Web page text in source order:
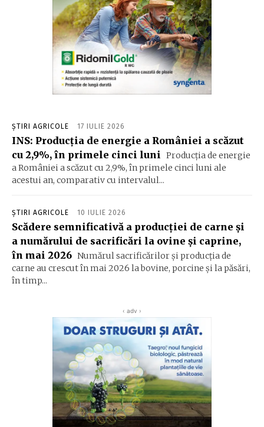
ȘTIRI AGRICOLE 17 IULIE 2026
INS: Producția de energie a României a scăzut
cu 2,9%, în primele cinci luni Producția de energie
a României a scăzut cu 2,9%, în primele cinci luni ale
acestui an, comparativ cu intervalul...
ȘTIRI AGRICOLE 10 IULIE 2026
Scădere semnificativă a producţiei de carne şi
a numărului de sacrificări la ovine şi caprine,
în mai 2026 Numărul sacrificărilor şi producţia de
carne au crescut în mai 2026 la bovine, porcine şi la păsări,
în timp...
‹ adv ›